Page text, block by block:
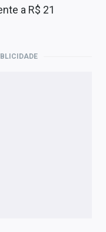
a R$ 21